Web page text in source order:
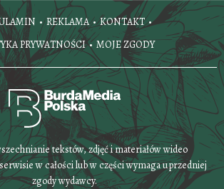
REKLAMA
KONTAKT
PRYWATNOŚCI
MOJE ZGODY
tekstów, zdjęć i materiałów wideo
w całości lub w części wymaga uprzedniej
zgody wydawcy.